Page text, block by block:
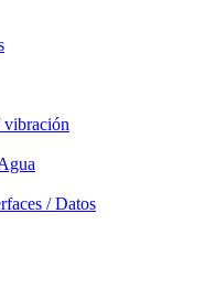
vibración
/ Datos